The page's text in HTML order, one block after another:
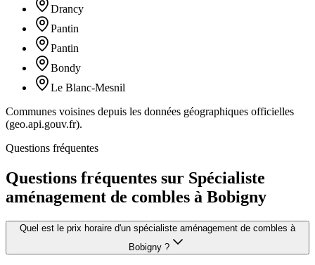
Drancy
Pantin
Pantin
Bondy
Le Blanc-Mesnil
Communes voisines depuis les données géographiques officielles
(geo.api.gouv.fr).
Questions fréquentes
Questions fréquentes sur Spécialiste
aménagement de combles à Bobigny
Quel est le prix horaire d'un spécialiste aménagement de combles à
Bobigny ?